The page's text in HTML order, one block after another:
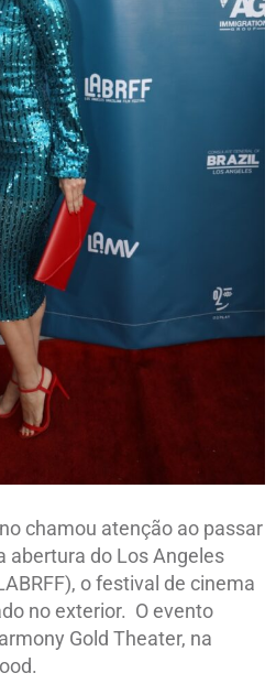
chamou atenção ao passar
abertura do Los Angeles
o festival de cinema
no exterior. O evento
Gold Theater, na